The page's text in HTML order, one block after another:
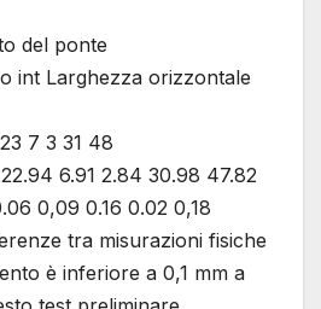
del ponte
int Larghezza orizzontale
7 3 31 48
6.91 2.84 30.98 47.82
0,09 0.16 0.02 0,18
tra misurazioni fisiche
è inferiore a 0,1 mm a